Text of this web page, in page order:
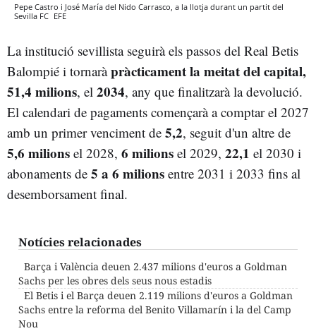
Pepe Castro i José María del Nido Carrasco, a la llotja durant un partit del
Sevilla FC EFE
La institució sevillista seguirà els passos del Real Betis
Balompié i tornaràpràcticamentla meitat del capital,
51,4 milions, el 2034, any que finalitzarà la devolució.
El calendari de pagaments començarà a comptar el 2027
amb un primer venciment de 5,2, seguit d'un altre de
5,6 milions el 2028, 6 milions el 2029, 22,1 el 2030 i
abonaments de 5 a 6 milions entre 2031 i 2033 fins al
desemborsament final.
Notícies relacionades
Barça i València deuen 2.437 milions d'euros a Goldman
Sachs per les obres dels seus nous estadis
El Betis i el Barça deuen 2.119 milions d'euros a Goldman
Sachs entre la reforma del Benito Villamarín i la del Camp
Nou